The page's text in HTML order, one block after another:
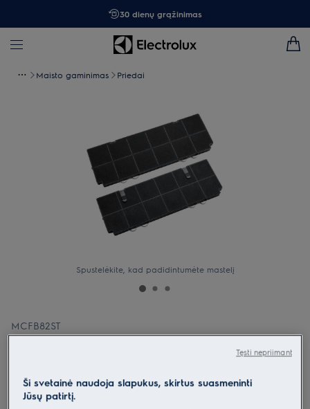
30 dienų grąžinimas
Maisto gaminimas Priedai
Spustelėkite, kad padidintumėte mastelį
MCFB82ST
„OdourClean“ anglies filtras
5 (1)
Pagrindiniai privalumai
Ši svetainė naudoja slapukus, skirtus suasmeninti
Jūsų patirtį.
Tęsti nepriimant